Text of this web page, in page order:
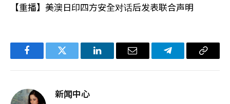
【重播】美澳日印四方安全对话后发表联合声明
FacebookTwitter LinkedIn电
Telegram复
新闻中心